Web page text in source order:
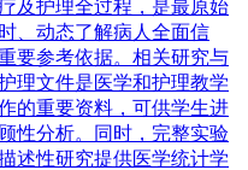
及护理全过程，是最原始
、动态了解病人全面信
要参考依据。相关研究与
理文件是医学和护理教学
的重要资料，可供学生进
性分析。同时，完整实验
述性研究提供医学统计学